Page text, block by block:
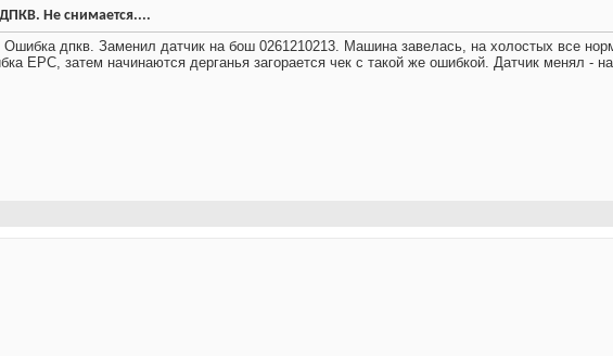
Не снимается....
Ошибка дпкв. Заменил датчик на бош 0261210213. Машина завелась, на холостых все
EPC, затем начинаются дерганья загорается чек с такой же ошибкой. Датчик менял -